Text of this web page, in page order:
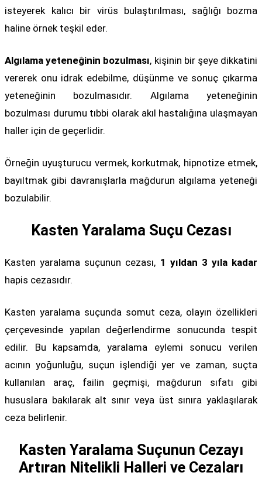
isteyerek kalıcı bir virüs bulaştırılması, sağlığı bozma
haline örnek teşkil eder.
Algılama yeteneğinin bozulması, kişinin bir şeye dikkatini
vererek onu idrak edebilme, düşünme ve sonuç çıkarma
yeteneğinin bozulmasıdır. Algılama yeteneğinin
bozulması durumu tıbbi olarak akıl hastalığına ulaşmayan
haller için de geçerlidir.
Örneğin uyuşturucu vermek, korkutmak, hipnotize etmek,
bayıltmak gibi davranışlarla mağdurun algılama yeteneği
bozulabilir.
Kasten Yaralama Suçu Cezası
Kasten yaralama suçunun cezası, 1 yıldan 3 yıla kadar
hapis cezasıdır.
Kasten yaralama suçunda somut ceza, olayın özellikleri
çerçevesinde yapılan değerlendirme sonucunda tespit
edilir. Bu kapsamda, yaralama eylemi sonucu verilen
acının yoğunluğu, suçun işlendiği yer ve zaman, suçta
kullanılan araç, failin geçmişi, mağdurun sıfatı gibi
hususlara bakılarak alt sınır veya üst sınıra yaklaşılarak
ceza belirlenir.
Kasten Yaralama Suçunun Cezayı
Artıran Nitelikli Halleri ve Cezaları